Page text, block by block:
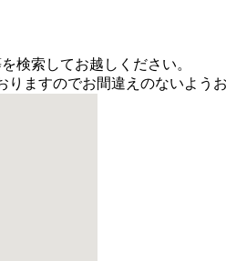
検索してお越しください。
ますのでお間違えのないようお